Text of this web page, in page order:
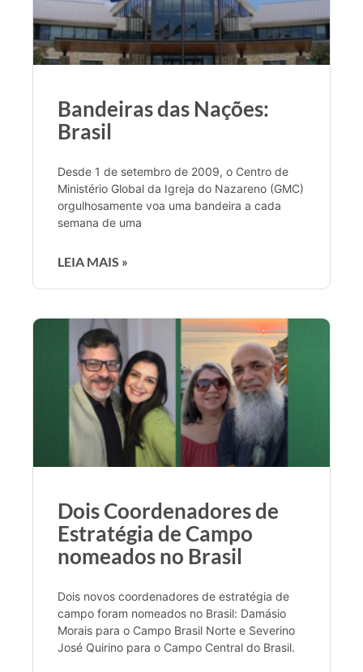
Bandeiras das Nações:
Brasil
Desde 1 de setembro de 2009, o Centro de
Ministério Global da Igreja do Nazareno (GMC)
orgulhosamente voa uma bandeira a cada
semana de uma
LEIA MAIS »
Dois Coordenadores de
Estratégia de Campo
nomeados no Brasil
Dois novos coordenadores de estratégia de
campo foram nomeados no Brasil: Damásio
Morais para o Campo Brasil Norte e Severino
José Quirino para o Campo Central do Brasil.